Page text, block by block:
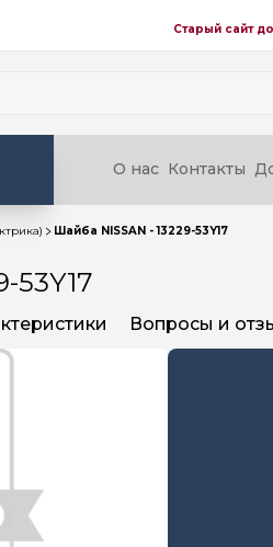
Старый сайт
О нас Контакты
Шайба NISSAN - 13229-53Y17
53Y17
Вопросы и